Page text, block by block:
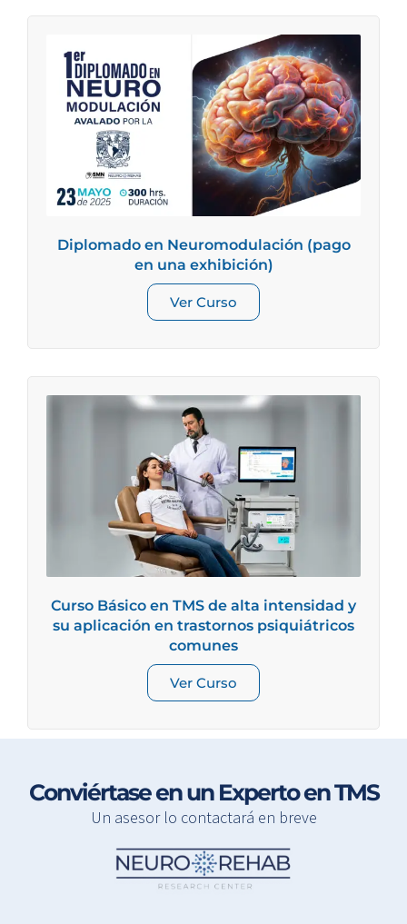
Diplomado en Neuromodulación (pago
en una exhibición)
Ver Curso
Curso Básico en TMS de alta intensidad y
su aplicación en trastornos psiquiátricos
comunes
Ver Curso
Conviértase en un Experto en TMS
Un asesor lo contactará en breve